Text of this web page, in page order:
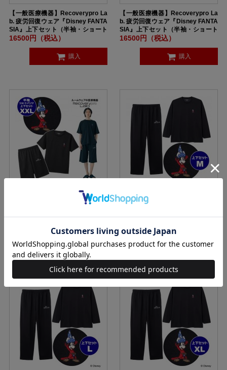
【一般医療機器】Recoverypro La
b. 疲労回復ウェア『Disney FANTA
SIA』上下セット（半袖・ショート
パンツ）ユニセックス Lサイズ BLA
16500円（税込）
購入
【一般医療機器】Recoverypro La
b. 疲労回復ウェア『Disney FANTA
SIA』上下セット（半袖・ショート
パンツ）ユニセックス XLサイズ BL
16500円（税込）
購入
【一般医療機器】Recoverypro La
b. 疲労回復ウェア『Disney FANTA
購入
【一般医療機器】Recoverypro La
b. 疲労回復ウェア『Disney FANTA
K
購入